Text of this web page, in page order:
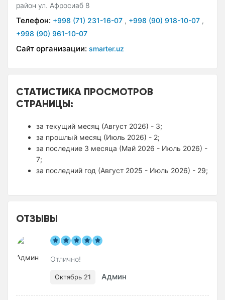
район ул. Афросиаб 8
Телефон: +998 (71) 231-16-07 , +998 (90) 918-10-07 ,
+998 (90) 961-10-07
Сайт организации: smarter.uz
СТАТИСТИКА ПРОСМОТРОВ
СТРАНИЦЫ:
за текущий месяц (Август 2026) - 3;
за прошлый месяц (Июль 2026) - 2;
за последние 3 месяца (Май 2026 - Июль 2026) -
7;
за последний год (Август 2025 - Июль 2026) - 29;
ОТЗЫВЫ
Отлично!
Октябрь 21 Админ